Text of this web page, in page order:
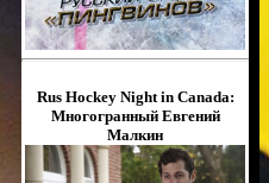
Rus Hockey Night in Canada:
Многогранный Евгений
Малкин